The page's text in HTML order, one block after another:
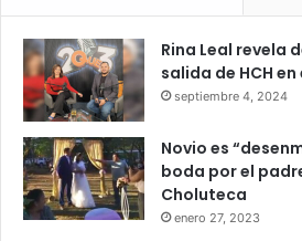
Rina Leal revela
salida de HCH
septiembre 4, 2024
Novio es
boda por el
Choluteca
enero 27, 2023